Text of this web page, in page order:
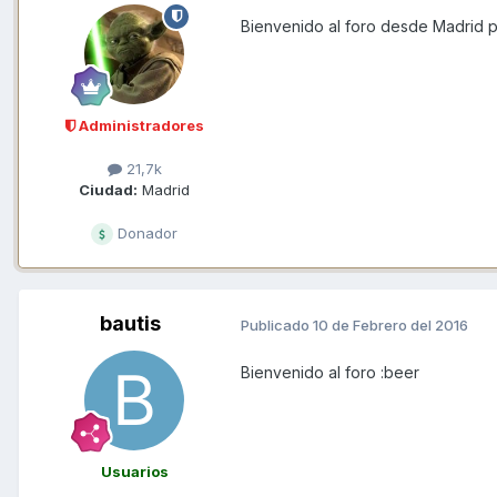
Administradores
21,7k
Ciudad: Madrid
Donador
Bienvenido al foro desde Madrid
bautis
Usuarios
Publicado 10 de Febrero del 2016
Bienvenido al foro :beer